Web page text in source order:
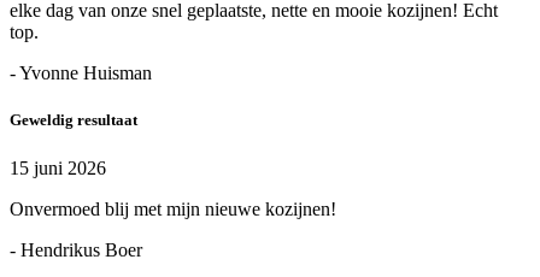
elke dag van onze snel geplaatste, nette en mooie kozijnen! Echt
top.
- Yvonne Huisman
Geweldig resultaat
15 juni 2026
Onvermoed blij met mijn nieuwe kozijnen!
- Hendrikus Boer